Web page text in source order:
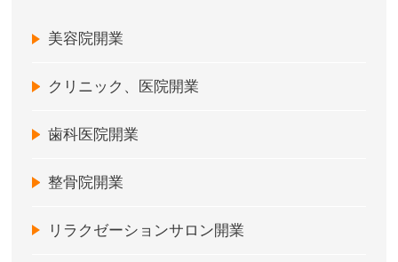
美容院開業
クリニック、医院開業
歯科医院開業
整骨院開業
リラクゼーションサロン開業